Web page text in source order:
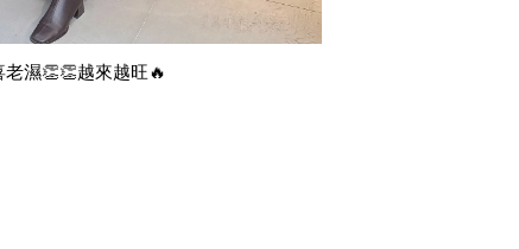
老濕👏👏越來越旺🔥